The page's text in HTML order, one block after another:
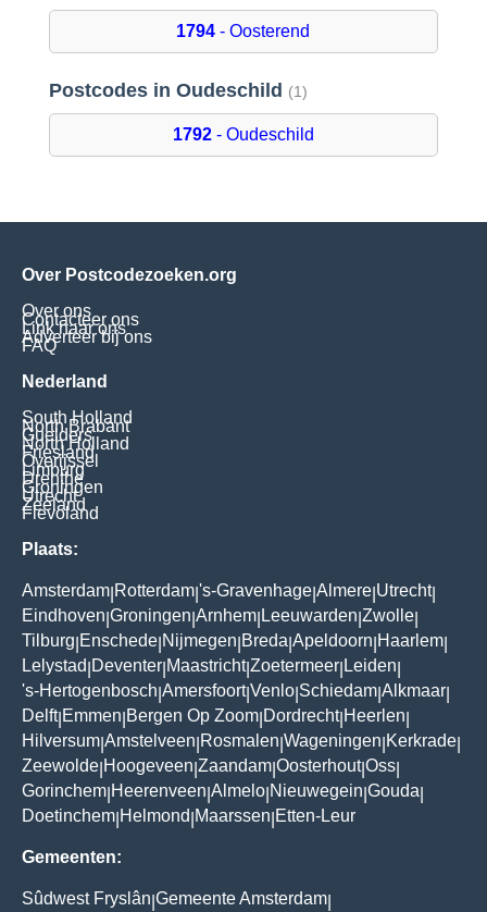
1794 - Oosterend
Postcodes in Oudeschild (1)
1792- Oudeschild
Over Postcodezoeken.org
Over ons
Contacteer ons
Link naar ons
Adverteer bij ons
FAQ
Nederland
South Holland
North Brabant
Guelders
North Holland
Friesland
Overijssel
Limburg
Drenthe
Groningen
Utrecht
Zeeland
Flevoland
Plaats:
Amsterdam Rotterdam 's-Gravenhage Almere Utrecht|
Eindhoven Groningen Arnhem Leeuwarden Zwolle
Tilburg Enschede Nijmegen Breda Apeldoorn Haarlem
Lelystad Deventer Maastricht|Zoetermeer Leiden
's-Hertogenbosch Amersfoort|Venlo Schiedam Alkmaar
Delft| Emmen Bergen Op Zoom Dordrecht| Heerlen
Hilversum Amstelveen Rosmalen Wageningen Kerkrade
Zeewolde Hoogeveen Zaandam Oosterhout|Oss
Gorinchem Heerenveen Almelo Nieuwegein Gouda
Doetinchem Helmond Maarssen Etten-Leur
Gemeenten:
Sûdwest Fryslân Gemeente Amsterdam